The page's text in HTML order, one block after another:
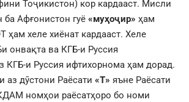
Тоҷикистон) кор кардааст. Мисли
ба Афғонистон гуё «муҳоҷир» ҳам
ҳам хеле хиёнат кардааст. Хеле
онвақта ва КГБ-и Руссия
КГБ-и Руссия ифтихорнома ҳам дорад.
аз дӯстони Раёсати «Т» яъне Раёсати
номҳои раёсатҳоро бо номи